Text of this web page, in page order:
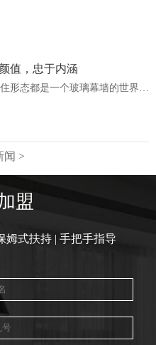
值，忠于内涵
闻 >
盟
姆式扶持 | 手把手指导